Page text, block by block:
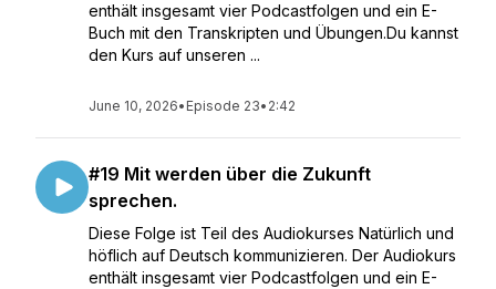
enthält insgesamt vier Podcastfolgen und ein E-
Buch mit den Transkripten und Übungen.Du kannst
den Kurs auf unseren ...
June 10, 2026• Episode 23• 2:42
#19 Mit werden über die Zukunft
sprechen.
Diese Folge ist Teil des Audiokurses Natürlich und
höflich auf Deutsch kommunizieren. Der Audiokurs
enthält insgesamt vier Podcastfolgen und ein E-